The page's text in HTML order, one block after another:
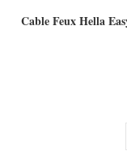
Cable Feux Hella